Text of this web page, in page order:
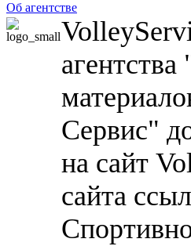
Об агентстве
Сервис"
на сайт
сайта